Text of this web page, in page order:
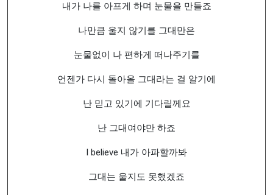
내가 나를 아프게 하며 눈물을 만들죠
나만큼 울지 않기를 그대만은
눈물없이 나 편하게 떠나주기를
언젠가 다시 돌아올 그대라는 걸 알기에
난 믿고 있기에 기다릴께요
난 그대여야만 하죠
I believe 내가 아파할까봐
그대는 울지도 못했겠죠